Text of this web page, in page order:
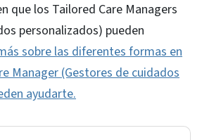
que los Tailored Care Managers
personalizados) pueden
sobre las diferentes formas en
Manager (Gestores de cuidados
ayudarte.